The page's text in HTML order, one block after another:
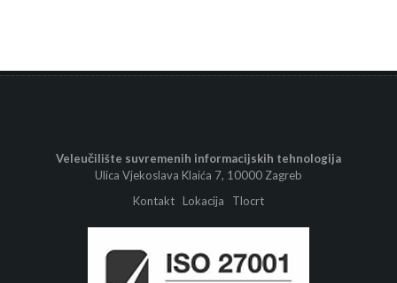
Veleučilište suvremenih informacijskih tehnologija
Ulica Vjekoslava Klaića 7, 10000 Zagreb
Kontakt Lokacija Tlocrt